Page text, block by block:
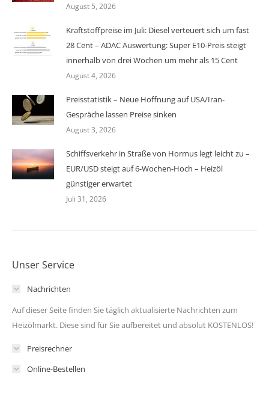
August 5, 2026
Kraftstoffpreise im Juli: Diesel verteuert sich um fast
28 Cent – ADAC Auswertung: Super E10-Preis steigt
innerhalb von drei Wochen um mehr als 15 Cent
August 4, 2026
Preisstatistik – Neue Hoffnung auf USA/Iran-
Gespräche lassen Preise sinken
August 3, 2026
Schiffsverkehr in Straße von Hormus legt leicht zu –
EUR/USD steigt auf 6-Wochen-Hoch – Heizöl
günstiger erwartet
Juli 31, 2026
Unser Service
Nachrichten
Auf dieser Seite finden Sie täglich aktualisierte Nachrichten zum
Heizölmarkt. Diese sind für Sie aufbereitet und absolut KOSTENLOS!
Preisrechner
Online-Bestellen